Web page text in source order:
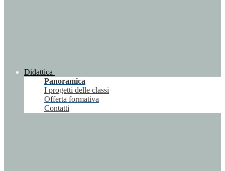
Didattica
Panoramica
I progetti delle classi
Offerta formativa
Contatti